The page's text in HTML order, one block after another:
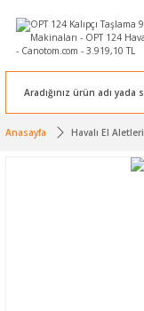
Anasayfa Havalı El Aletleri